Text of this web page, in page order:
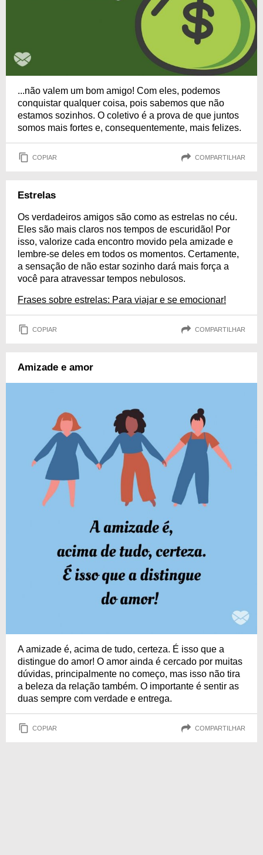
...não valem um bom amigo! Com eles, podemos
conquistar qualquer coisa, pois sabemos que não
estamos sozinhos. O coletivo é a prova de que juntos
somos mais fortes e, consequentemente, mais felizes.
COPIAR COMPARTILHAR
Estrelas
Os verdadeiros amigos são como as estrelas no céu.
Eles são mais claros nos tempos de escuridão! Por
isso, valorize cada encontro movido pela amizade e
lembre-se deles em todos os momentos. Certamente,
a sensação de não estar sozinho dará mais força a
você para atravessar tempos nebulosos.
Frases sobre estrelas: Para viajar e se emocionar!
COPIAR COMPARTILHAR
Amizade e amor
A amizade é, acima de tudo, certeza. É isso que a
distingue do amor! O amor ainda é cercado por muitas
dúvidas, principalmente no começo, mas isso não tira
a beleza da relação também. O importante é sentir as
duas sempre com verdade e entrega.
COPIAR COMPARTILHAR